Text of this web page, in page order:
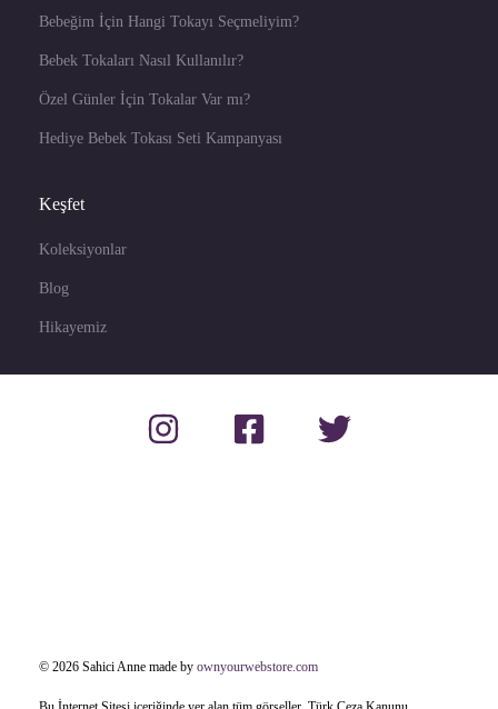
Bebeğim İçin Hangi Tokayı Seçmeliyim?
Bebek Tokaları Nasıl Kullanılır?
Özel Günler İçin Tokalar Var mı?
Hediye Bebek Tokası Seti Kampanyası
Keşfet
Koleksiyonlar
Blog
Hikayemiz
© 2026 Sahici Anne made by ownyourwebstore.com